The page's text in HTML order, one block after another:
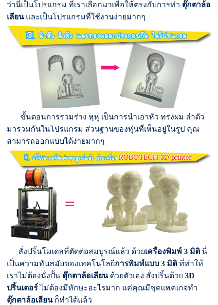
ว่านี่เป็นโปรแกรม ที่เราเลือกมาเพื่อให้ตรงกับการทำ ตุ๊กตาล้อ
เลียนและเป็นโปรแกรมที่ใช้งานง่ายมากๆ
ขั้นตอนการรวมร่าง หุหุ เป็นการนำเอาหัว ทรงผม ลำตัว
มารวมกันในโปรแกรม ส่วนฐานของหุ่นที่เห็นอยู่ในรูป คุณ
สามารถออกแบบได้ง่ายมากๆ
สั่งปริ้นโมเดลที่ตัดต่อสมบูรณ์แล้ว ด้วยเครื่องพิมพ์ 3 มิติ นี่
เป็นความทันสมัยของเทคโนโลยีการพิมพ์แบบ 3 มิติ ที่ทำให้
เราไม่ต้องนั่งปั้น ตุ๊กตาล้อเลียนด้วยตัวเอง สั่งปริ้นด้วย3D
ปริ้นเตอร์ไม่ต้องมีทักษะอะไรมาก แค่คุณมีชุดแพคเกจทำ
ตุ๊กตาล้อเลียนก็ทำได้แล้ว